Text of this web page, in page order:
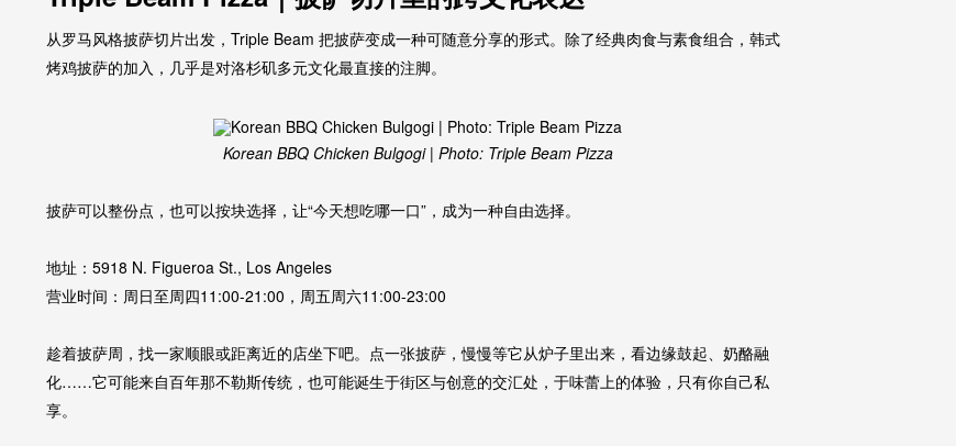
从罗马风格披萨切片出发，Triple Beam 把披萨变成一种可随意分享的形式。除了经典肉食与素食组合，韩式
烤鸡披萨的加入，几乎是对洛杉矶多元文化最直接的注脚。
Korean BBQ Chicken Bulgogi | Photo: Triple Beam Pizza
披萨可以整份点，也可以按块选择，让“今天想吃哪一口”，成为一种自由选择。
地址：5918 N. Figueroa St., Los Angeles
营业时间：周日至周四11:00-21:00，周五周六11:00-23:00
趁着披萨周，找一家顺眼或距离近的店坐下吧。点一张披萨，慢慢等它从炉子里出来，看边缘鼓起、奶酪融
化……它可能来自百年那不勒斯传统，也可能诞生于街区与创意的交汇处，于味蕾上的体验，只有你自己私
享。